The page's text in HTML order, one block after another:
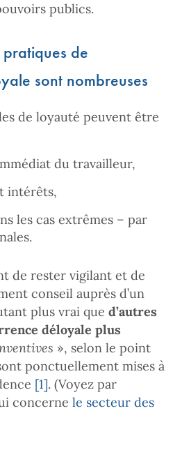
publics.
pratiques de
sont nombreuses
de loyauté peuvent être
du travailleur,
intérêts,
les cas extrêmes – par
de rester vigilant et de
conseil auprès d’un
plus vrai que d’autres
déloyale plus
», selon le point
ponctuellement mises à
[1]. (Voyez par
concerne le secteur des